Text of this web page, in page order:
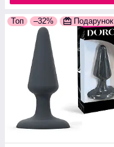
Топ –32% Подарунок